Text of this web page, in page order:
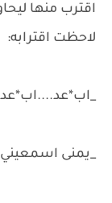
اقترب منها
لاحظت اقترابه:
_يمنى